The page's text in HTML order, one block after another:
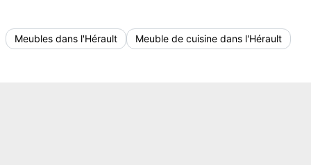
Meubles dans l'Hérault Meuble de cuisine dans l'Hérault